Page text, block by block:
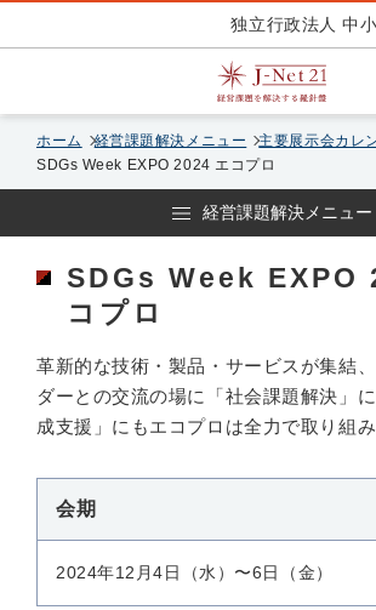
独立行政法人 中
ホーム 経営課題解決メニュー
主要展示会カレ
SDGs Week EXPO 2024 エコプロ
経営課題解決メニュー
SDGs Week EXPO
コプロ
革新的な技術・製品・サービスが集結
ダーとの交流の場に「社会課題解決」
成支援」にもエコプロは全力で取り組
会期
2024年12月4日（水）〜6日（金）